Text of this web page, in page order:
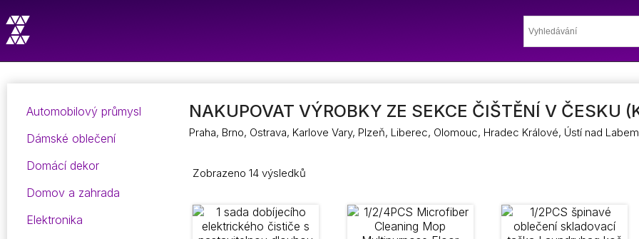
Automobilový průmysl
Dámské oblečení
Domácí dekor
Domov a zahrada
Elektronika
NAKUPOVAT VÝROBKY ZE SEKCE ČIŠTĚNÍ V ČESKU
Praha, Brno, Ostrava, Karlove Vary, Plzeň, Liberec, Olomouc, Hradec Králové, Ústí nad
Zobrazeno 14 výsledků